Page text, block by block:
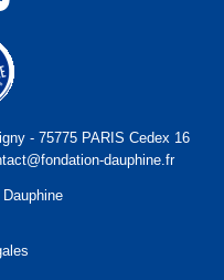
- 75775 PARIS Cedex 16
dauphine.fr